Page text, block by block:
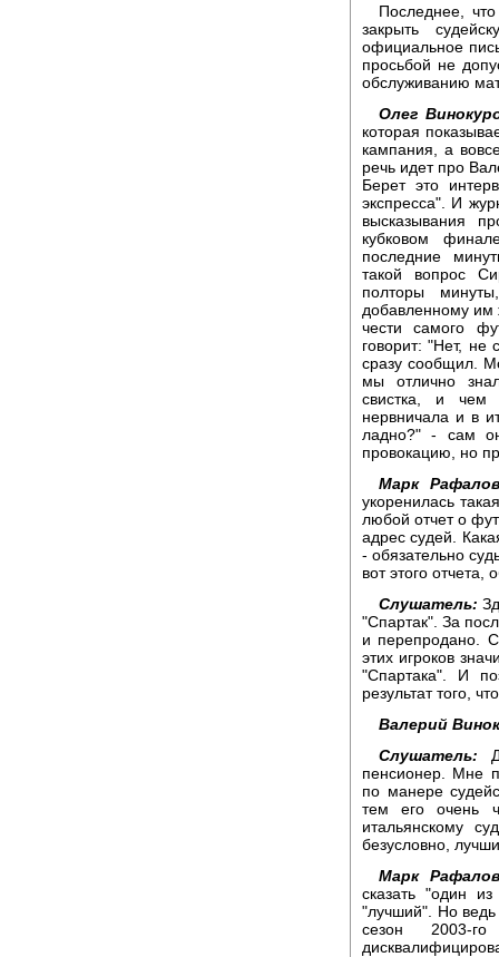
Последнее,
закрыть
официальное
просьбой не
обслуживанию
Олег
которая
кампания, а
речь идет про
Берет это
экспресса". И
высказывания
кубковом
последние
такой вопрос
полторы
добавленному им
чести самого
говорит: "Нет, не
сразу сообщил.
мы отлично
свистка, и чем
нервничала и в
ладно?" - сам
провокацию, но
Марк
укоренилась
любой отчет о
адрес судей.
- обязательно
вот этого отчета,
Слушатель:
"Спартак". За
и перепродано.
этих игроков
"Спартака". И
результат того,
Валерий
Слушатель:
пенсионер. Мне
по манере
тем его очень
итальянскому
безусловно,
Марк
сказать "один
"лучший". Но
сезон 2003-